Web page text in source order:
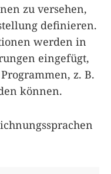
zu versehen,
definieren.
werden in
eingefügt,
z. B.
können.